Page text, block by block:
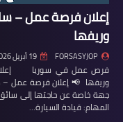
إعلان فرصة عمل –
وريفها
FORSASYJOP 19 أبريل 2026
فرص عمل في سوريا
وريفها 📢 إعلان فرصة عمل –
جهة خاصة عن حاجتها إلى
المهام: قيادة السيارة…